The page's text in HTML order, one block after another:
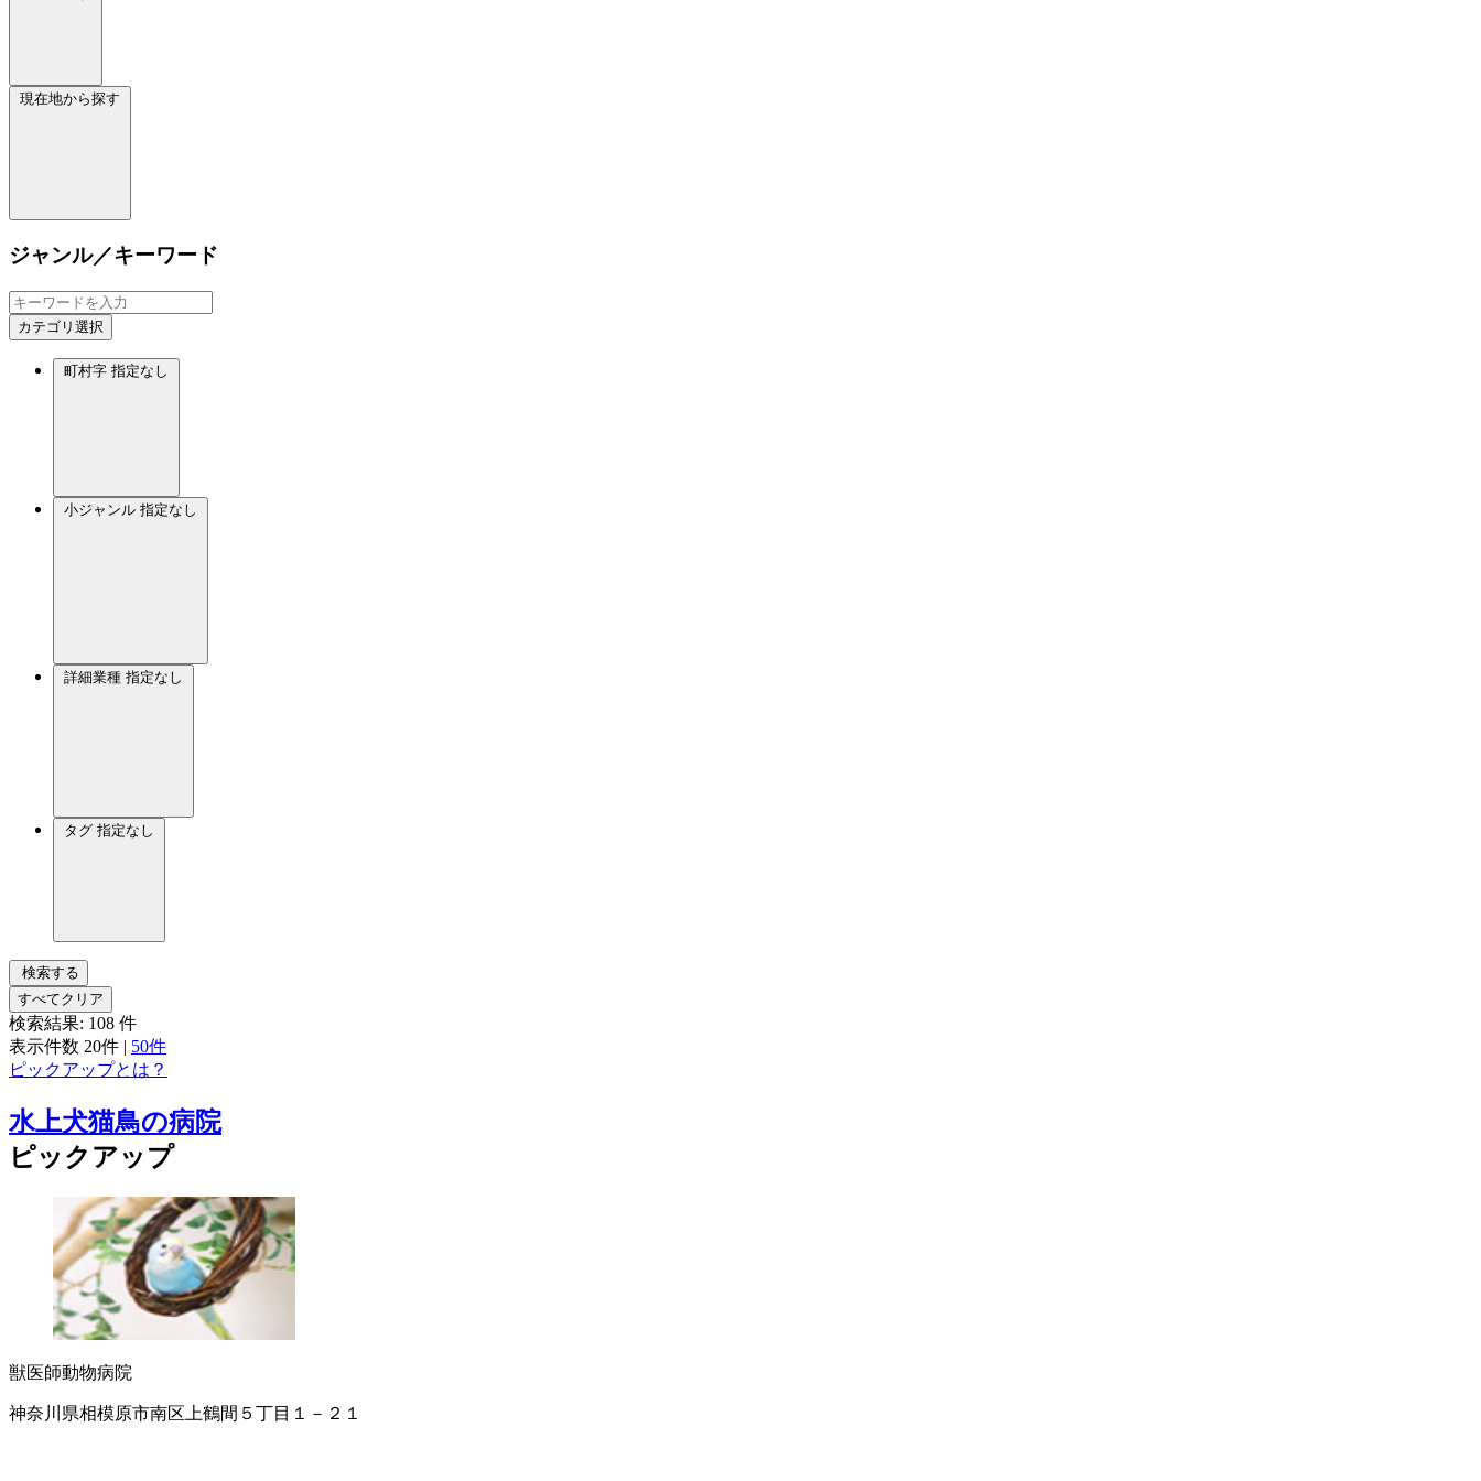
現在地から探す
ジャンル／キーワード
カテゴリ選択
町村字 指定なし
小ジャンル 指定なし
詳細業種 指定なし
タグ 指定なし
検索する
すべてクリア
検索結果: 108 件
表示件数 20件 | 50件
ピックアップとは？
水上犬猫鳥の病院
ピックアップ
獣医師動物病院
神奈川県相模原市南区上鶴間５丁目１－２１